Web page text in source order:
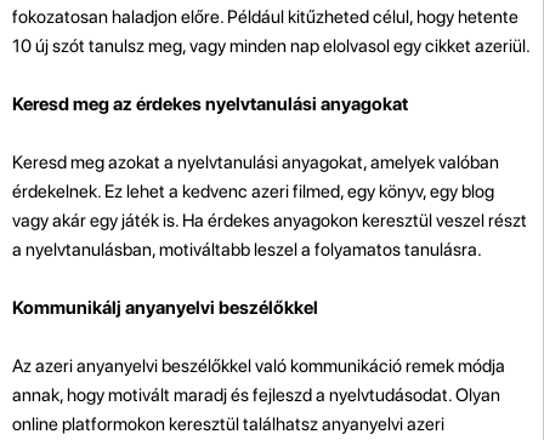
fokozatosan haladjon előre. Például kitűzheted célul, hogy hetente
10 új szót tanulsz meg, vagy minden nap elolvasol egy cikket azeriül.
Keresd meg az érdekes nyelvtanulási anyagokat
Keresd meg azokat a nyelvtanulási anyagokat, amelyek valóban
érdekelnek. Ez lehet a kedvenc azeri filmed, egy könyv, egy blog
vagy akár egy játék is. Ha érdekes anyagokon keresztül veszel részt
a nyelvtanulásban, motiváltabb leszel a folyamatos tanulásra.
Kommunikálj anyanyelvi beszélőkkel
Az azeri anyanyelvi beszélőkkel való kommunikáció remek módja
annak, hogy motivált maradj és fejleszd a nyelvtudásodat. Olyan
online platformokon keresztül találhatsz anyanyelvi azeri